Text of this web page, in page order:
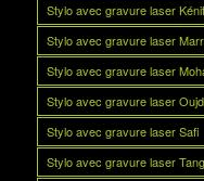
Stylo avec gravure laser
Stylo avec gravure laser
Stylo avec gravure laser
Stylo avec gravure laser
Stylo avec gravure laser Safi
Stylo avec gravure laser